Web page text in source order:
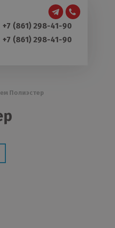
+7 (861) 298-41-90
+7 (861) 298-41-90
Полиэстер